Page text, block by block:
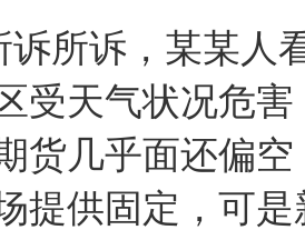
所诉，某某人
受天气状况危
货几乎面还偏
提供固定，可